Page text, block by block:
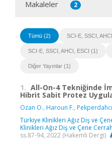
Makaleler 2
Tümü (2) SCI-E, SSCI,
SCI-E, SSCI, AHCI, ESCI (1)
Diğer Yayınlar (1)
1. All-On-4 Tekniğinde
Hibrit Sabit Protez
Ozan O., Haroun F.,
Türkiye Klinikleri Ağız Diş ve
Klinikleri Ağız Diş ve Çene
ss.87-94, 2022 (Hakemli Dergi)